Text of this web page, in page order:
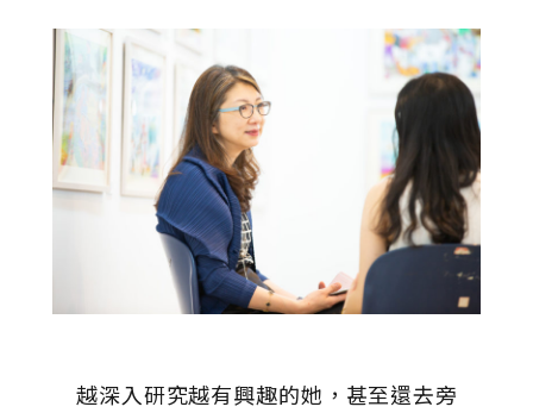
越深入研究越有興趣的她，甚至還去旁